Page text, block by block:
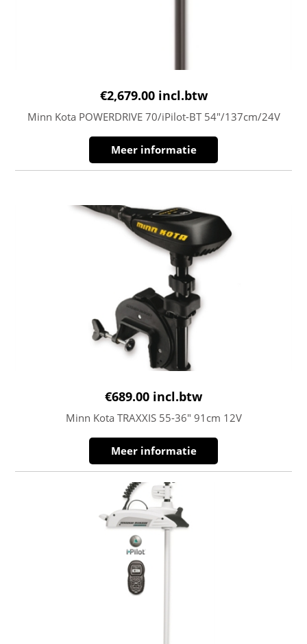
€2,679.00 incl.btw
Minn Kota POWERDRIVE 70/iPilot-BT 54″/137cm/24V
Meer informatie
€689.00 incl.btw
Minn Kota TRAXXIS 55-36″ 91cm 12V
Meer informatie